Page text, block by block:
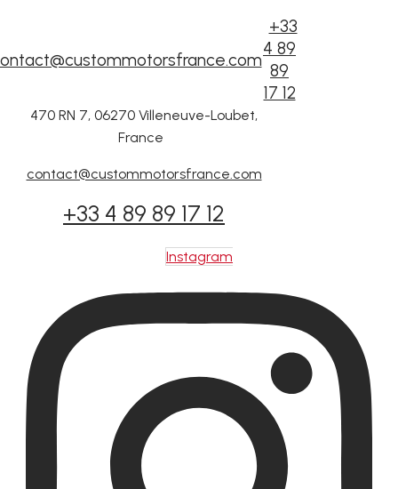
+33
4 89
89
17 12
470 RN 7, 06270 Villeneuve-Loubet,
France
contact@custommotorsfrance.com
+33 4 89 89 17 12
Instagram